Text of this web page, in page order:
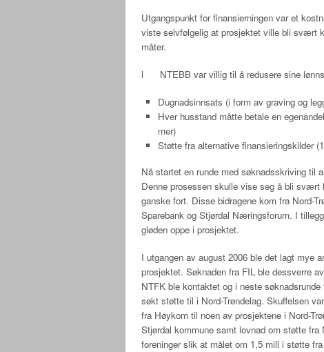
Utgangspunkt for finansierningen var et
viste selvfølgelig at prosjektet ville bli svært
måter.
l NTEBB var villig til å redusere sine
Dugnadsinnsats (i form av graving og
Hver husstand måtte betale en
mer)
Støtte fra alternative finansieringskilder
Nå startet en runde med søknadsskriving til
Denne prosessen skulle vise seg å bli svært
ganske fort. Disse bidragene kom fra Nord-
Sparebank og Stjørdal Næringsforum. I
gløden oppe i prosjektet.
I utgangen av august 2006 ble det lagt mye
prosjektet. Søknaden fra FIL ble dessverre
NTFK ble kontaktet og i neste
søkt støtte til i Nord-Trøndelag. Skuffelsen
fra Høykom til noen av prosjektene i Nord-
Stjørdal kommune samt lovnad om støtte
foreninger slik at målet om 1,5 mill i støtte